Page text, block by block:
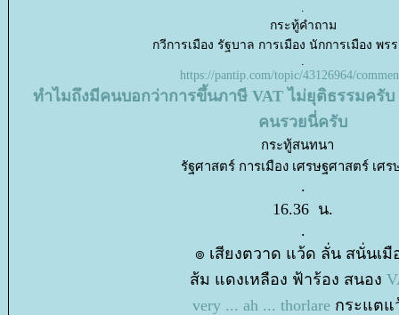
.
กระทู้คำถาม
กวีการเมือง รัฐบาล การเมือง นักการเมือง พร
.
https://pantip.com/topic/43126964/
ทำไมถึงมีคนบอกว่าการขึ้นภาษี VAT ไม่ยุติธรรมครับ
คนรวยนี่ครับ
กระทู้สนทนา
รัฐศาสตร์ การเมือง เศรษฐศาสตร์ เศร
.
16.36 น.
.
๏ เสียงตวาด แว้ด ลั่น สนั่นเมื
ส้ม แดงเหลือง ฟ้าร้อง สนอง
very ... ah ... thorlare กระแตแ